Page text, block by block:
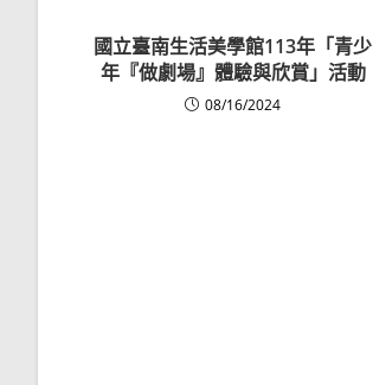
國立臺南生活美學館113年「青少
年『做劇場』體驗與欣賞」活動
08/16/2024